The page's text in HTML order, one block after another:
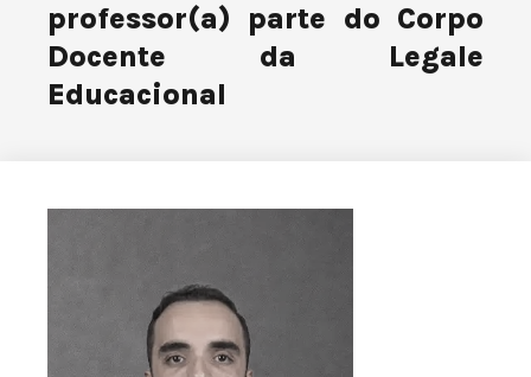
professor(a) parte do Corpo
Docente da Legale
Educacional